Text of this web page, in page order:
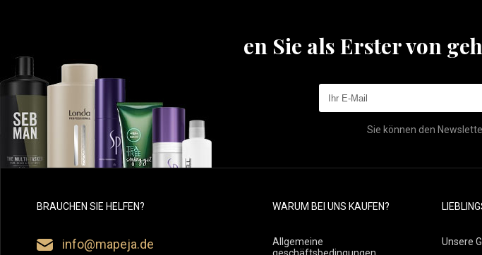
Erfahren Sie als Erster von
Sie können den
BRAUCHEN SIE HELFEN?
info@mapeja.de
WARUM BEI UNS KAUFEN?
Allgemeine
Unsere